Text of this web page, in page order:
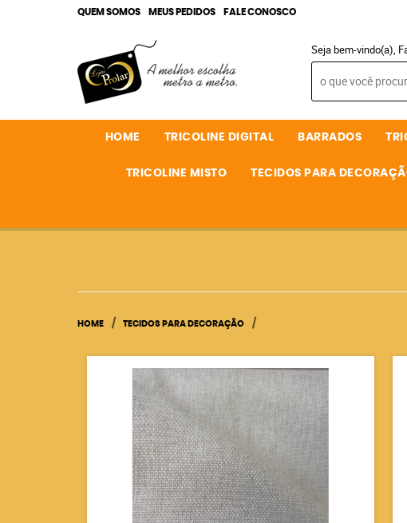
QUEM SOMOS MEUS PEDIDOS FALE CONOSCO
Seja bem-vindo(a),
HOME TRICOLINE DIGITAL BARRADOS
TRICOLINE MISTO TECIDOS PARA
HOME TECIDOS PARA DECORAÇÃO